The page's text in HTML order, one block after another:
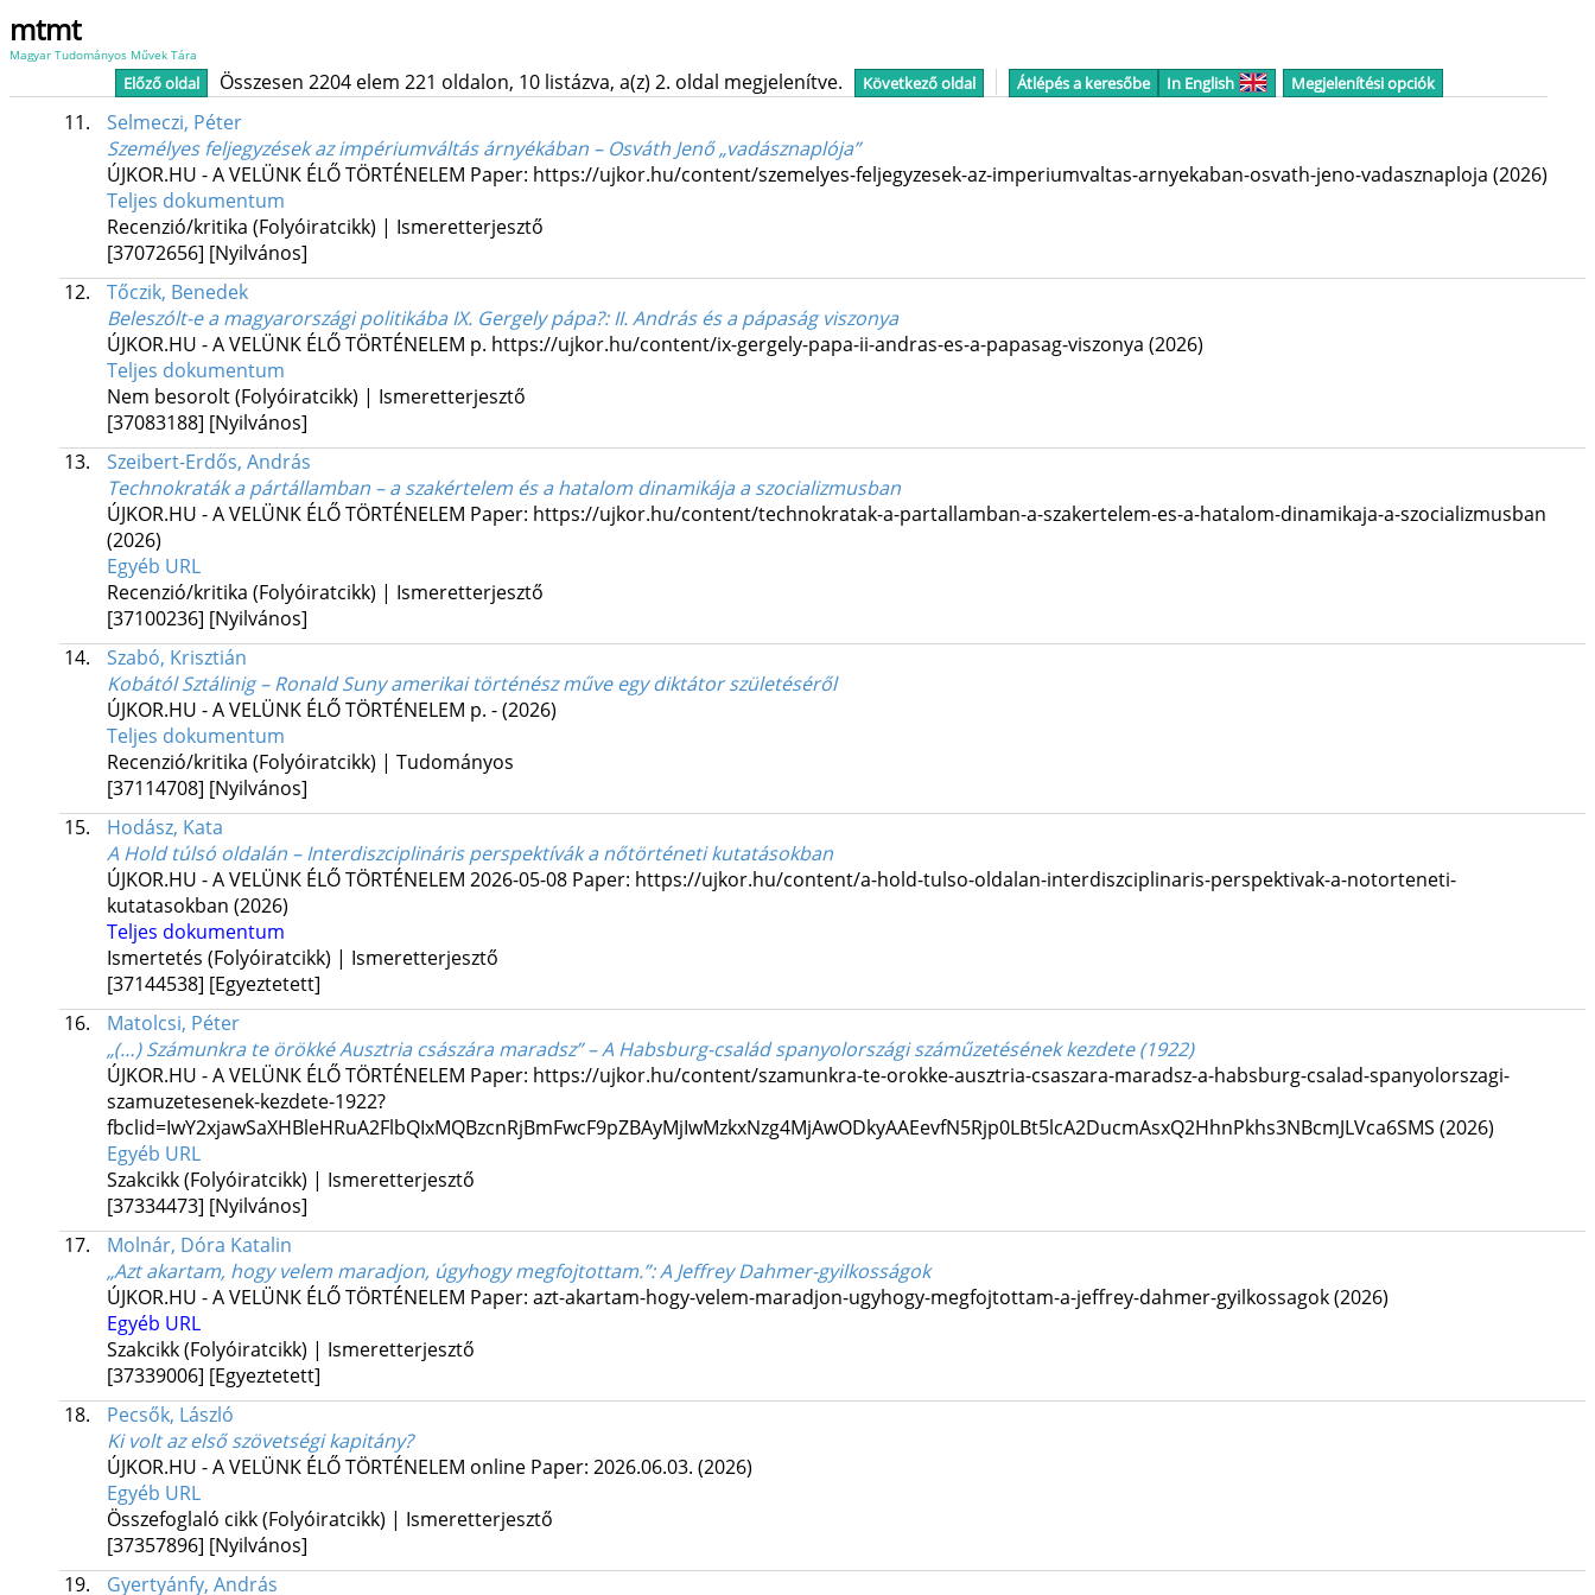
mtmt
Magyar Tudományos Művek Tára
Előző oldal Összesen 2204 elem 221 oldalon, 10 listázva, a(z) 2. oldal megjelenítve. Következő oldal Átlépés a keresőbe In English Megjelenítési opciók
11.
Selmeczi, Péter
Személyes feljegyzések az impériumváltás árnyékában – Osváth Jenő „vadásznaplója”
ÚJKOR.HU - A VELÜNK ÉLŐ TÖRTÉNELEM Paper: https://ujkor.hu/content/szemelyes-feljegyzesek-az-imperiumvaltas-arnyekaban-osvath-jeno-vadasznaploja (2026)
Teljes dokumentum
Recenzió/kritika (Folyóiratcikk) | Ismeretterjesztő
[37072656] [Nyilvános]
12.
Tőczik, Benedek
Beleszólt-e a magyarországi politikába IX. Gergely pápa?: II. András és a pápaság viszonya
ÚJKOR.HU - A VELÜNK ÉLŐ TÖRTÉNELEM p. https://ujkor.hu/content/ix-gergely-papa-ii-andras-es-a-papasag-viszonya (2026)
Teljes dokumentum
Nem besorolt (Folyóiratcikk) | Ismeretterjesztő
[37083188] [Nyilvános]
13.
Szeibert-Erdős, András
Technokraták a pártállamban – a szakértelem és a hatalom dinamikája a szocializmusban
ÚJKOR.HU - A VELÜNK ÉLŐ TÖRTÉNELEM Paper: https://ujkor.hu/content/technokratak-a-partallamban-a-szakertelem-es-a-hatalom-dinamikaja-a-szocializmusban
(2026)
Egyéb URL
Recenzió/kritika (Folyóiratcikk) | Ismeretterjesztő
[37100236] [Nyilvános]
14.
Szabó, Krisztián
Kobától Sztálinig – Ronald Suny amerikai történész műve egy diktátor születéséről
ÚJKOR.HU - A VELÜNK ÉLŐ TÖRTÉNELEM p. -(2026)
Teljes dokumentum
Recenzió/kritika (Folyóiratcikk) | Tudományos
[37114708] [Nyilvános]
15.
Hodász, Kata
A Hold túlsó oldalán – Interdiszciplináris perspektívák a nőtörténeti kutatásokban
ÚJKOR.HU - A VELÜNK ÉLŐ TÖRTÉNELEM 2026-05-08 Paper: https://ujkor.hu/content/a-hold-tulso-oldalan-interdiszciplinaris-perspektivak-a-notorteneti-
kutatasokban (2026)
Teljes dokumentum
Ismertetés (Folyóiratcikk) | Ismeretterjesztő
[37144538] [Egyeztetett]
16.
Matolcsi, Péter
„(…) Számunkra te örökké Ausztria császára maradsz” – A Habsburg-család spanyolországi száműzetésének kezdete (1922)
ÚJKOR.HU - A VELÜNK ÉLŐ TÖRTÉNELEM Paper: https://ujkor.hu/content/szamunkra-te-orokke-ausztria-csaszara-maradsz-a-habsburg-csalad-spanyolorszagi-
szamuzetesenek-kezdete-1922?
fbclid=IwY2xjawSaXHBleHRuA2FlbQIxMQBzcnRjBmFwcF9pZBAyMjIwMzkxNzg4MjAwODkyAAEevfN5Rjp0LBt5lcA2DucmAsxQ2HhnPkhs3NBcmJLVca6SMS (2026)
Egyéb URL
Szakcikk (Folyóiratcikk) | Ismeretterjesztő
[37334473] [Nyilvános]
17.
Molnár, Dóra Katalin
„Azt akartam, hogy velem maradjon, úgyhogy megfojtottam.”: A Jeffrey Dahmer-gyilkosságok
ÚJKOR.HU - A VELÜNK ÉLŐ TÖRTÉNELEM Paper: azt-akartam-hogy-velem-maradjon-ugyhogy-megfojtottam-a-jeffrey-dahmer-gyilkossagok(2026)
Egyéb URL
Szakcikk (Folyóiratcikk) | Ismeretterjesztő
[37339006] [Egyeztetett]
18.
Pecsők, László
Ki volt az első szövetségi kapitány?
ÚJKOR.HU - A VELÜNK ÉLŐ TÖRTÉNELEM online Paper: 2026.06.03. (2026)
Egyéb URL
Összefoglaló cikk (Folyóiratcikk) | Ismeretterjesztő
[37357896] [Nyilvános]
19.
Gyertyánfy, András